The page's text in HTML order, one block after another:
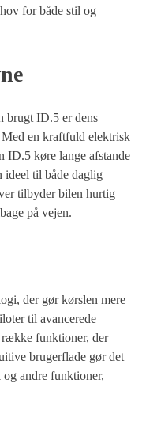
for både stil og
brugt ID.5 er dens
en kraftfuld elektrisk
ID.5 køre lange afstande
ideel til både daglig
tilbyder bilen hurtig
på vejen.
der gør kørslen mere
til avancerede
funktioner, der
brugerflade gør det
andre funktioner,